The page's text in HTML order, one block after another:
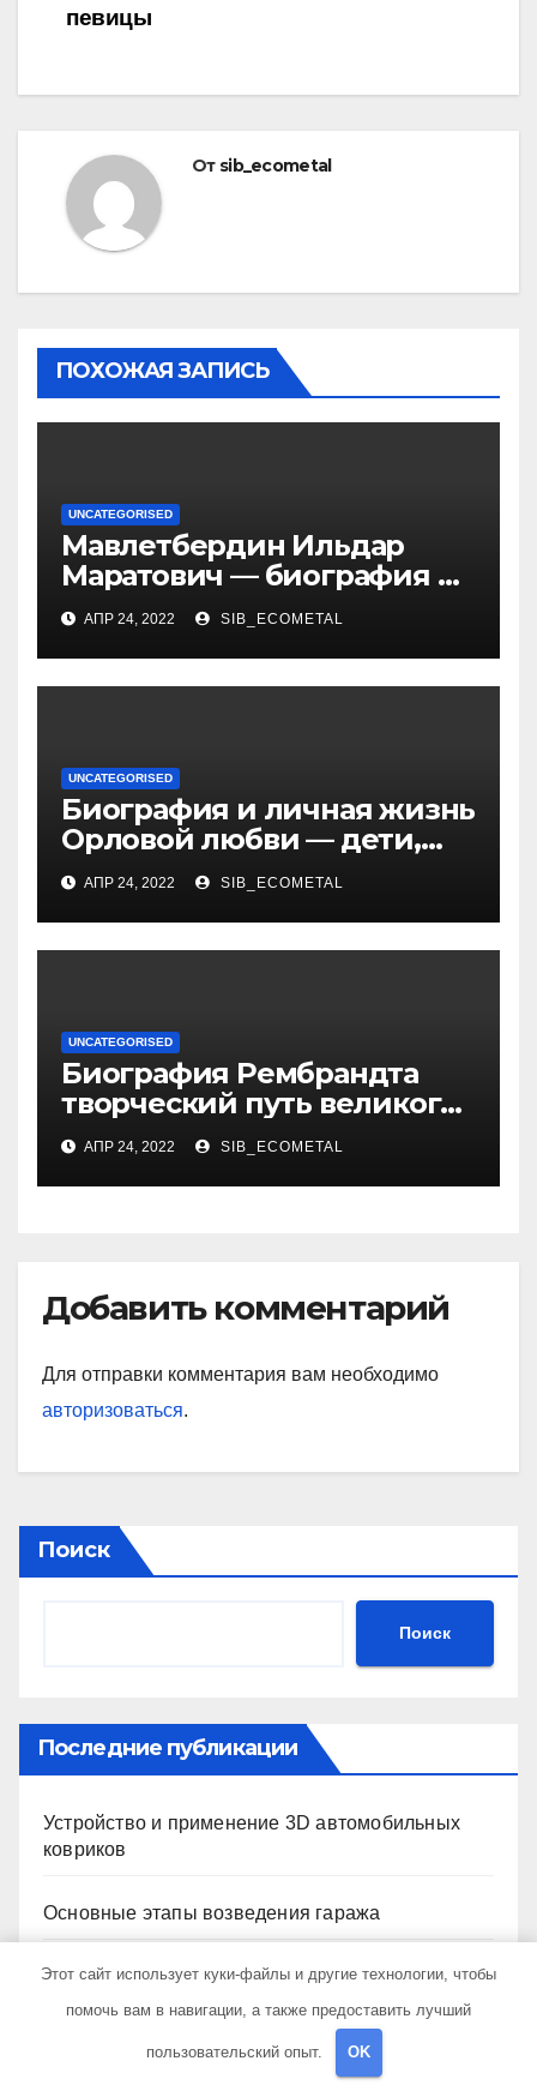
певицы
От sib_ecometal
ПОХОЖАЯ ЗАПИСЬ
UNCATEGORISED
Мавлетбердин Ильдар
Маратович — биография и
достижения талантливого
российского политика и
бизнесмена
АПР 24, 2022 SIB_ECOMETAL
UNCATEGORISED
Биография и личная жизнь
Орловой любви — дети,
достижения, семейные
радости
АПР 24, 2022 SIB_ECOMETAL
UNCATEGORISED
Биография Рембрандта
творческий путь великого
художника
АПР 24, 2022 SIB_ECOMETAL
Добавить комментарий
Для отправки комментария вам необходимо
авторизоваться.
Поиск
Поиск
Последние публикации
Устройство и применение 3D автомобильных
ковриков
Основные этапы возведения гаража
Кроссовер Ситирей: комплектации и
характеристики
Этот сайт использует куки-файлы и другие технологии, чтобы
помочь вам в навигации, а также предоставить лучший
пользовательский опыт. OK